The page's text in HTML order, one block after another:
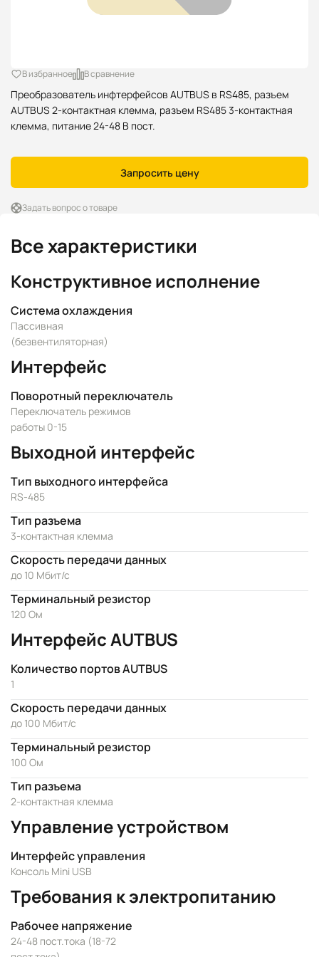
Преобразователь инфтерфейсов AUTBUS в RS485, разъем
AUTBUS 2-контактная клемма, разъем RS485 3-контактная
клемма, питание 24-48 В пост.
В избранное В сравнение
Запросить цену
Задать вопрос о товаре
Все характеристики
Конструктивное исполнение
Система охлаждения
Пассивная
(безвентиляторная)
Интерфейс
Поворотный переключатель
Переключатель режимов
работы 0-15
Выходной интерфейс
Тип выходного интерфейса
RS-485
Тип разъема
3-контактная клемма
Скорость передачи данных
до 10 Мбит/с
Терминальный резистор
120 Ом
Интерфейс AUTBUS
Количество портов AUTBUS
1
Скорость передачи данных
до 100 Мбит/с
Терминальный резистор
100 Ом
Тип разъема
2-контактная клемма
Управление устройством
Интерфейс управления
Консоль Mini USB
Требования к электропитанию
Рабочее напряжение
24-48 пост.тока (18-72